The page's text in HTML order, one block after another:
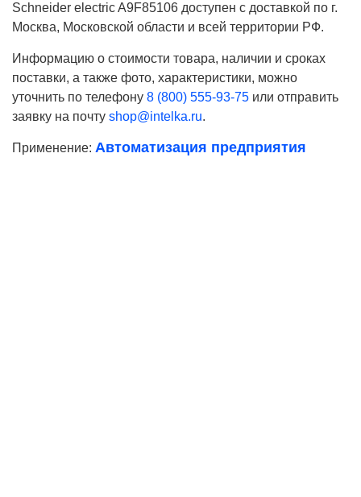
Schneider electric A9F85106 доступен с доставкой по г.
Москва, Московской области и всей территории РФ.
Информацию о стоимости товара, наличии и сроках
поставки, а также фото, характеристики, можно
уточнить по телефону 8 (800) 555-93-75 или отправить
заявку на почту shop@intelka.ru.
Применение: Автоматизация предприятия
Ваше имя